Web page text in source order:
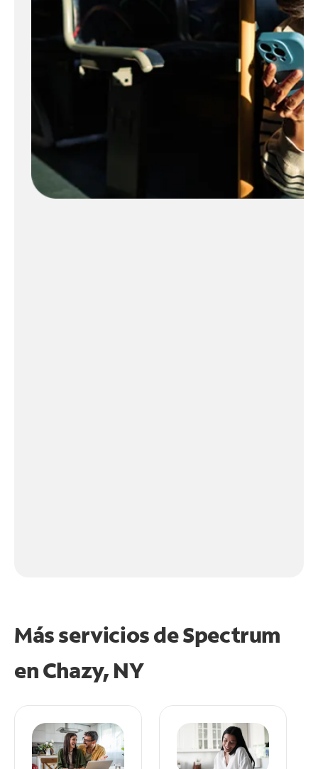
Más servicios de Spectrum
enChazy, NY